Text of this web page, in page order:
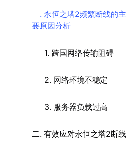
一. 永恒之塔2频繁断线的主
要原因分析
1. 跨国网络传输阻碍
2. 网络环境不稳定
3. 服务器负载过高
二. 有效应对永恒之塔2断线